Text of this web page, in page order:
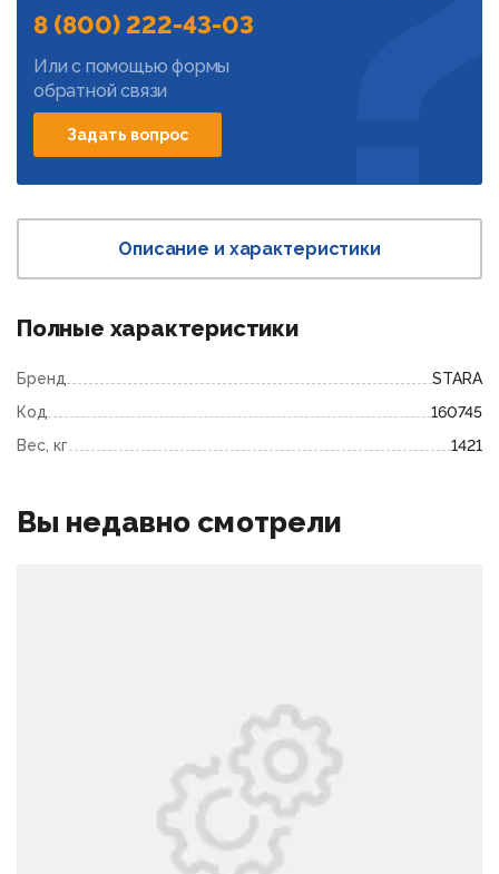
8 (800) 222-43-03
Или с помощью формы
обратной связи
Задать вопрос
Описание и характеристики
Полные характеристики
Бренд
STARA
Код
160745
Вес, кг
1421
Вы недавно смотрели